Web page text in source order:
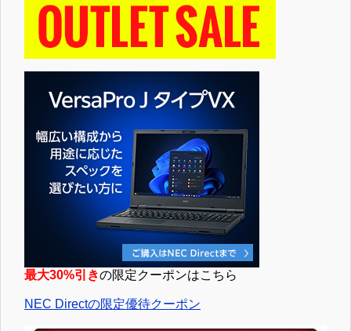
最大30%引きの限定クーポンはこちら
NEC Directの限定優待クーポン